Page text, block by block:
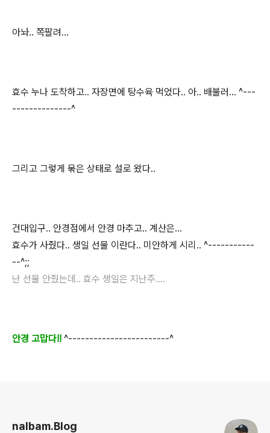
아놔.. 쪽팔려...
효수 누나 도착하고.. 자장면에 탕수육 먹었다.. 아.. 배불러... ^---
--------------^
그리고 그렇게 묶은 상태로 설로 왔다..
건대입구.. 안경점에서 안경 마추고.. 계산은...
효수가 사줬다.. 생일 선물 이란다.. 미안하게 시리.. ^-----------
--^;;
난 선물 안줬는데.. 효수 생일은 지난주....
안경 고맙다!! ^------------------------^
nalbam.Blog